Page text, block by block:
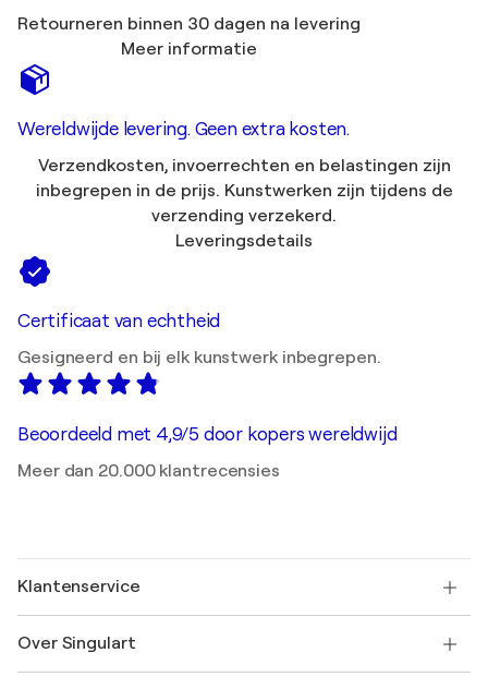
Retourneren binnen 30 dagen na levering
Meer informatie
Wereldwijde levering. Geen extra kosten.
Verzendkosten, invoerrechten en belastingen zijn
inbegrepen in de prijs. Kunstwerken zijn tijdens de
verzending verzekerd.
Leveringsdetails
Certificaat van echtheid
Gesigneerd en bij elk kunstwerk inbegrepen.
Beoordeeld met 4,9/5 door kopers wereldwijd
Meer dan 20.000 klantrecensies
Klantenservice
Verzenden
Over Singulart